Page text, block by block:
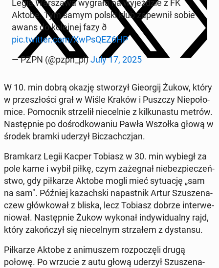
Legia War­sza­wa wygrała na wy­jeź­dzie z FK
Aktobe. Tym samym polski klub za­pew­nił sobie
awans do ko­lej­nej fazy ð
pic.twitter.com/XwPsQEZ6HP
— PZPN (@pzpn_pl)July 17, 2025
W 10. min dobrą okazję stwo­rzył Gie­or­gij Żukow, który
w prze­szło­ści grał w Wiśle Kraków i Puszczy Nie­po­ło­
mi­ce. Po­moc­nik strze­lił nie­cel­nie z kil­ku­na­stu metrów.
Na­stęp­nie po do­środ­ko­wa­niu Pawła Wszołka głową w
środek bramki uderzył Bi­czach­czjan.
Bram­karz Legii Kacper Tobiasz w 30. min wybiegł za
pole karne i wybił piłkę, czym za­że­gnał nie­bez­pie­czeń­
stwo, gdy pił­ka­rze Aktobe mogli mieć sy­tu­ację „sam
na sam". Później ka­zach­ski na­past­nik Artur Szu­sze­na­
czew głów­ko­wał z bliska, lecz Tobiasz dobrze in­ter­we­
nio­wał. Na­stęp­nie Żukow wykonał in­dy­wi­du­al­ny rajd,
który za­koń­czył się nie­cel­nym strza­łem z dy­stan­su.
Pił­ka­rze Aktobe z ani­mu­szem roz­po­czę­li drugą
połowę. Po wrzucie z autu głową uderzył Szu­sze­na­